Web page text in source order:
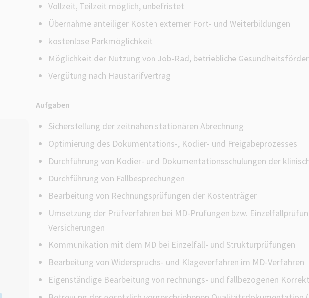
Vollzeit, Teilzeit möglich, unbefristet
Übernahme anteiliger Kosten externer Fort- und Weiterbildungen
kostenlose Parkmöglichkeit
Möglichkeit der Nutzung von Job-Rad, betriebliche
Vergütung nach Haustarifvertrag
Aufgaben
Sicherstellung der zeitnahen stationären Abrechnung
Optimierung des Dokumentations-, Kodier- und Freigabeprozesses
Durchführung von Kodier- und Dokumentationsschulungen der
Durchführung von Fallbesprechungen
Bearbeitung von Rechnungsprüfungen der Kostenträger
Umsetzung der Prüfverfahren bei MD-Prüfungen bzw.
Versicherungen
Kommunikation mit dem MD bei Einzelfall- und Strukturprüfungen
Bearbeitung von Widerspruchs- und Klageverfahren im MD-Verfahren
Eigenständige Bearbeitung von rechnungs- und fallbezogenen